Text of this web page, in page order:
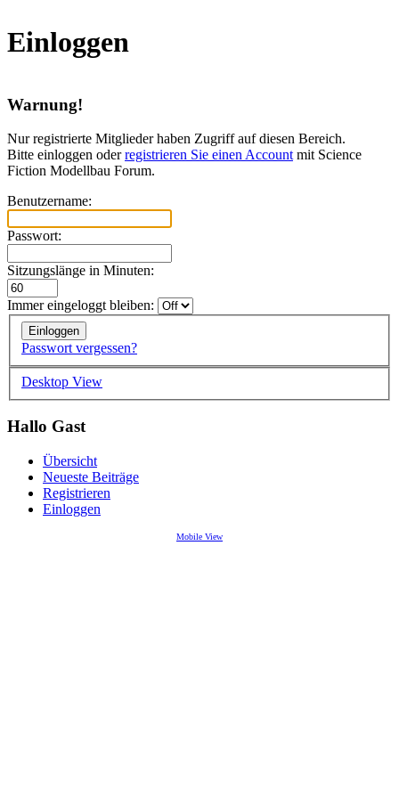
Einloggen
Warnung!
Nur registrierte Mitglieder haben Zugriff auf diesen Bereich.
Bitte einloggen oderregistrieren Sie einen Account mit Science
Fiction Modellbau Forum.
Benutzername:
Passwort:
Sitzungslänge in Minuten:
Immer eingeloggt bleiben:
Passwort vergessen?
Desktop View
Hallo Gast
Übersicht
Neueste Beiträge
Registrieren
Einloggen
Mobile View